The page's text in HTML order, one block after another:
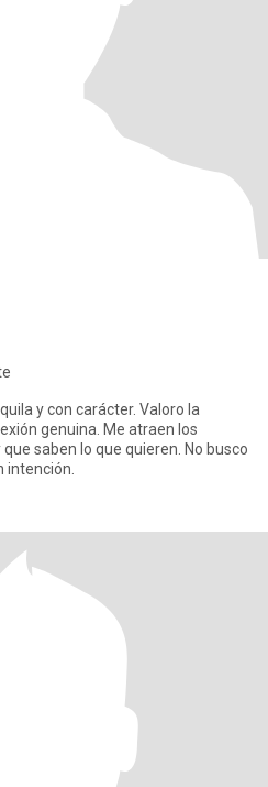
y con carácter. Valoro la
genuina. Me atraen los
saben lo que quieren. No busco
intención.